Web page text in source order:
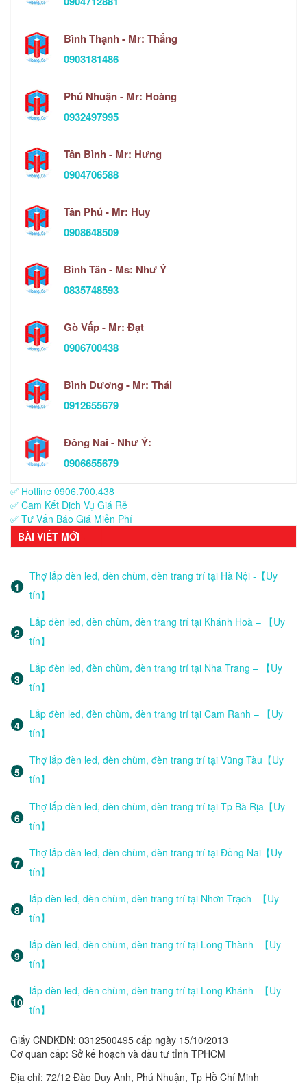
Bình Thạnh - Mr: Thắng
0903181486
Phú Nhuận - Mr: Hoàng
0932497995
Tân Bình - Mr: Hưng
0904706588
Tân Phú - Mr: Huy
0908648509
Bình Tân - Ms: Như Ý
0835748593
Gò Vấp - Mr: Đạt
0906700438
Bình Dương - Mr: Thái
0912655679
Đông Nai - Như Ý:
0906655679
✅ Hotline 0906.700.438
✅ Cam Kết Dịch Vụ Giá Rẻ
✅ Tư Vấn Báo Giá Miễn Phí
BÀI VIẾT MỚI
Thợ lắp đèn led, đèn chùm, đèn trang trí tại Hà Nội -【Uy
tín】
Lắp đèn led, đèn chùm, đèn trang trí tại Khánh Hoà – 【Uy
tín】
Lắp đèn led, đèn chùm, đèn trang trí tại Nha Trang – 【Uy
tín】
Lắp đèn led, đèn chùm, đèn trang trí tại Cam Ranh – 【Uy
tín】
Thợ lắp đèn led, đèn chùm, đèn trang trí tại Vũng Tàu【Uy
tín】
Thợ lắp đèn led, đèn chùm, đèn trang trí tại Tp Bà Rịa【Uy
tín】
Thợ lắp đèn led, đèn chùm, đèn trang trí tại Đồng Nai【Uy
tín】
lắp đèn led, đèn chùm, đèn trang trí tại Nhơn Trạch -【Uy
tín】
lắp đèn led, đèn chùm, đèn trang trí tại Long Thành -【Uy
tín】
lắp đèn led, đèn chùm, đèn trang trí tại Long Khánh -【Uy
tín】
Giấy CNĐKDN: 0312500495 cấp ngày 15/10/2013
Cơ quan cấp: Sở kế hoạch và đầu tư tỉnh TPHCM
Địa chỉ: 72/12 Đào Duy Anh, Phú Nhuận, Tp Hồ Chí Minh